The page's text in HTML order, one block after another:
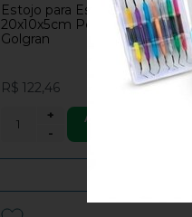
Estojo para Esterilização Inox
20x10x5cm Perfurado G101P -
Golgran
R$ 122,46
-
+
ADICIONAR AO